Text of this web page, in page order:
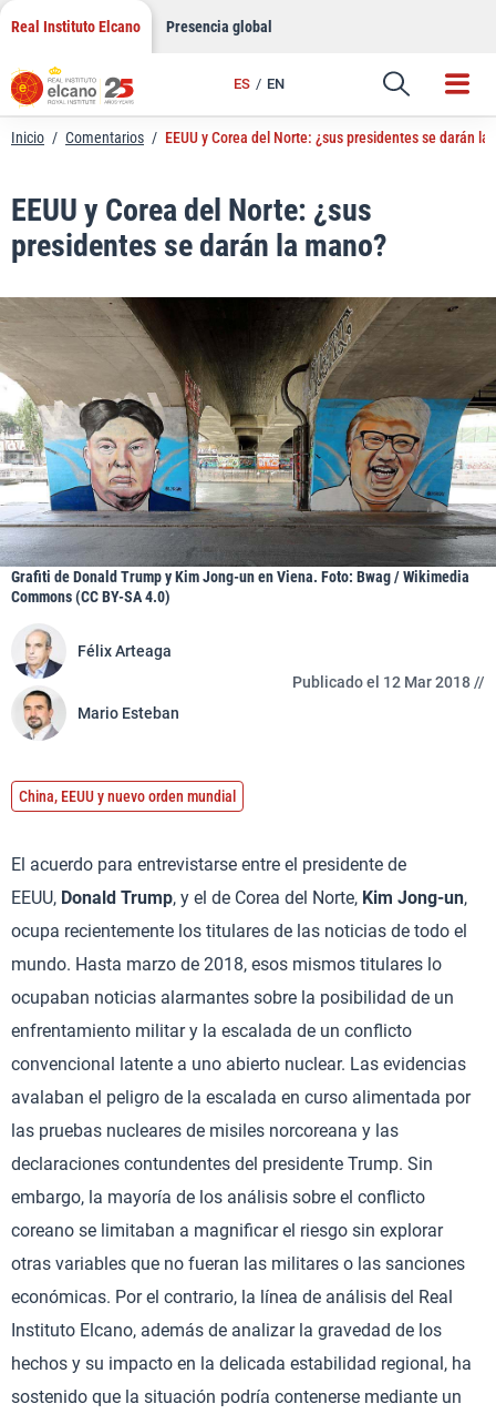
Saltar
contenido
Real Instituto Elcano Presencia global
ES EN
Enlace
Inicio / Comentarios / EEUU y Corea del Norte: ¿sus presidentes se darán la
EEUU y Corea del Norte: ¿sus
presidentes se darán la mano?
Grafiti de Donald Trump y Kim Jong-un en Viena. Foto: Bwag / Wikimedia
Commons (CC BY-SA 4.0)
Félix Arteaga
Mario Esteban
Publicado el 12 Mar 2018 //
China, EEUU y nuevo orden mundial
El acuerdo para entrevistarse entre el presidente de
EEUU, Donald Trump, y el de Corea del Norte, Kim Jong-un,
ocupa recientemente los titulares de las noticias de todo el
mundo. Hasta marzo de 2018, esos mismos titulares lo
ocupaban noticias alarmantes sobre la posibilidad de un
enfrentamiento militar y la escalada de un conflicto
convencional latente a uno abierto nuclear. Las evidencias
avalaban el peligro de la escalada en curso alimentada por
las pruebas nucleares de misiles norcoreana y las
declaraciones contundentes del presidente Trump. Sin
embargo, la mayoría de los análisis sobre el conflicto
coreano se limitaban a magnificar el riesgo sin explorar
otras variables que no fueran las militares o las sanciones
económicas. Por el contrario, la línea de análisis del Real
Instituto Elcano, además de analizar la gravedad de los
hechos y su impacto en la delicada estabilidad regional, ha
sostenido que la situación podría contenerse mediante un